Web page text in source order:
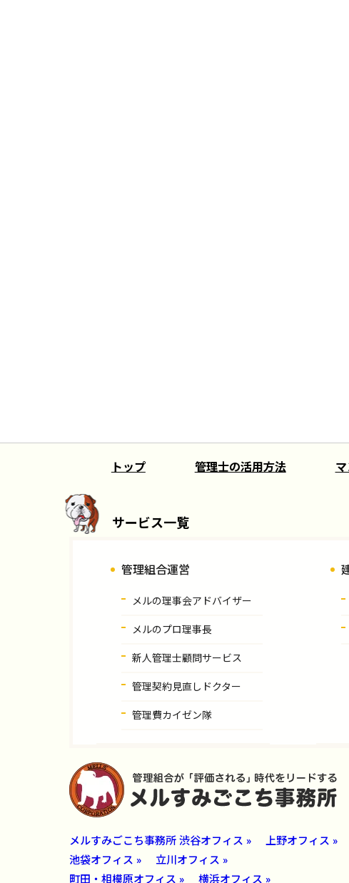
トップ 管理士の活用方法
サービス一覧
管理組合運営
メルの理事会アドバイザー
メルのプロ理事長
新人管理士顧問サービス
管理契約見直しドクター
管理費カイゼン隊
メルすみごこち事務所 渋谷オフィス »
上野オフィス »
池袋オフィス »
立川オフィス »
町田・相模原オフィス »
横浜オフィス »